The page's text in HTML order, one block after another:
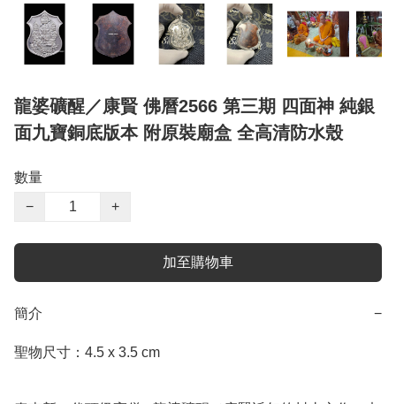
龍婆礦醒／康賢 佛曆2566 第三期 四面神 純銀
面九寶銅底版本 附原裝廟盒 全高清防水殼
數量
−
+
加至購物車
簡介 −
聖物尺寸：4.5 x 3.5 cm